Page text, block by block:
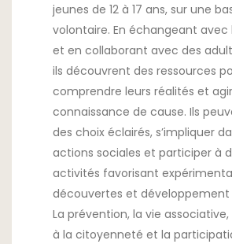
jeunes de 12 à 17 ans, sur une
volontaire. En échangeant avec
et en collaborant avec des
ils découvrent des ressources
comprendre leurs réalités et
connaissance de cause. Ils
des choix éclairés, s’impliquer
actions sociales et participer à
activités favorisant
découvertes et développement
La prévention, la vie associative,
à la citoyenneté et la